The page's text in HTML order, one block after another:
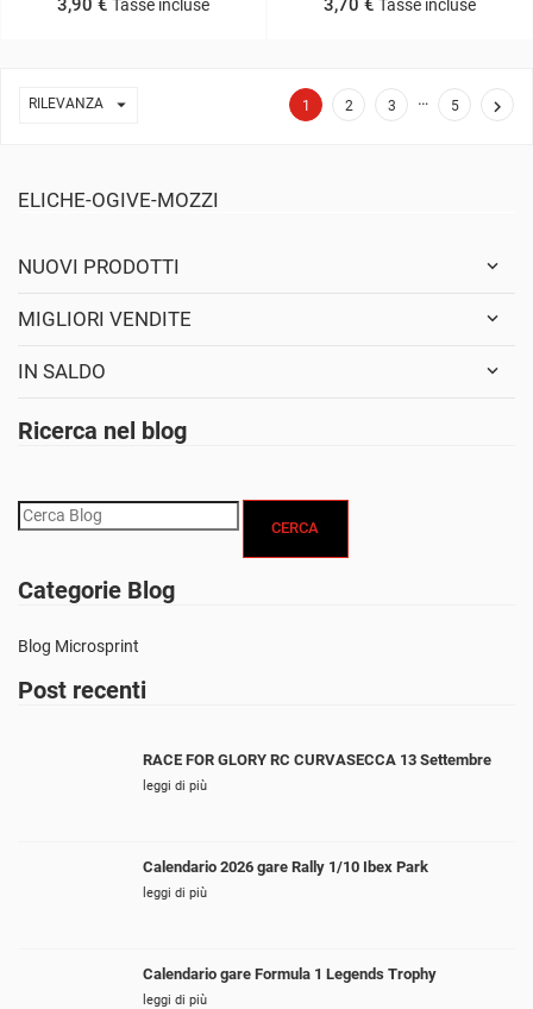
ELICHE-OGIVE-MOZZI
NUOVI PRODOTTI
MIGLIORI VENDITE
IN SALDO
Ricerca nel blog
CERCA
Categorie Blog
Blog Microsprint
Post recenti
RACE FOR GLORY RC CURVASECCA 13 Settembre
leggi di più
Calendario 2026 gare Rally 1/10 Ibex Park
leggi di più
Calendario gare Formula 1 Legends Trophy
leggi di più
3,90 € Tasse incluse 3,70 € Tasse incluse
RILEVANZA  1 2 3 … 5 